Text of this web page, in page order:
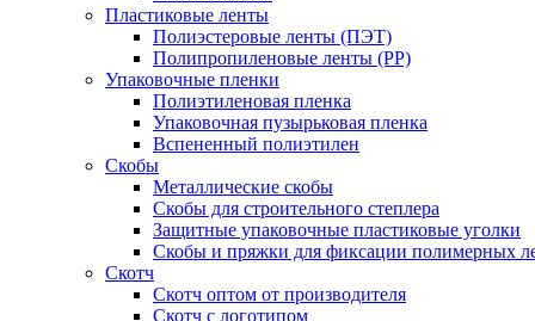
Пластиковые ленты
Полиэстеровые ленты (ПЭТ)
Полипропиленовые ленты (PP)
Упаковочные пленки
Полиэтиленовая пленка
Упаковочная пузырьковая пленка
Вспененный полиэтилен
Скобы
Металлические скобы
Скобы для строительного степлера
Защитные упаковочные пластиковые уголки
Скобы и пряжки для фиксации полимерных
Скотч
Скотч оптом от производителя
Cкотч с логотипом